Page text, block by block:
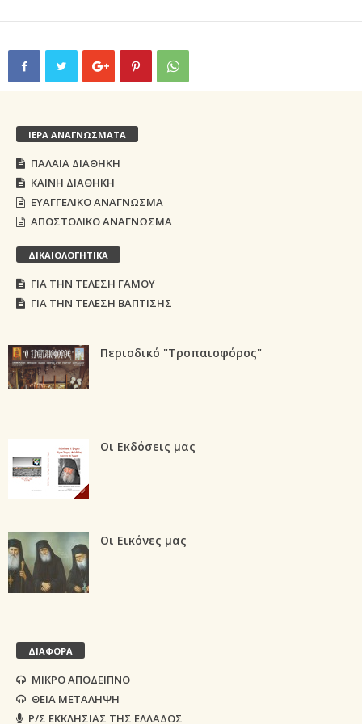
ΙΕΡΑ ΑΝΑΓΝΩΣΜΑΤΑ
ΠΑΛΑΙΑ ΔΙΑΘΗΚΗ
ΚΑΙΝΗ ΔΙΑΘΗΚΗ
ΕΥΑΓΓΕΛΙΚΟ ΑΝΑΓΝΩΣΜΑ
ΑΠΟΣΤΟΛΙΚΟ ΑΝΑΓΝΩΣΜΑ
ΔΙΚΑΙΟΛΟΓΗΤΙΚΑ
ΓΙΑ ΤΗΝ ΤΕΛΕΣΗ ΓΑΜΟΥ
ΓΙΑ ΤΗΝ ΤΕΛΕΣΗ ΒΑΠΤΙΣΗΣ
Περιοδικό "Τροπαιοφόρος"
Οι Εκδόσεις μας
Οι Εικόνες μας
ΔΙΑΦΟΡΑ
ΜΙΚΡΟ ΑΠΟΔΕΙΠΝΟ
ΘΕΙΑ ΜΕΤΑΛΗΨΗ
Ρ/Σ ΕΚΚΛΗΣΙΑΣ ΤΗΣ ΕΛΛΑΔΟΣ